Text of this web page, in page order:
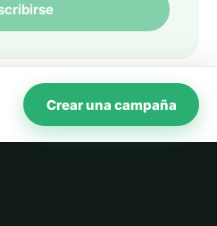
Crear una campaña